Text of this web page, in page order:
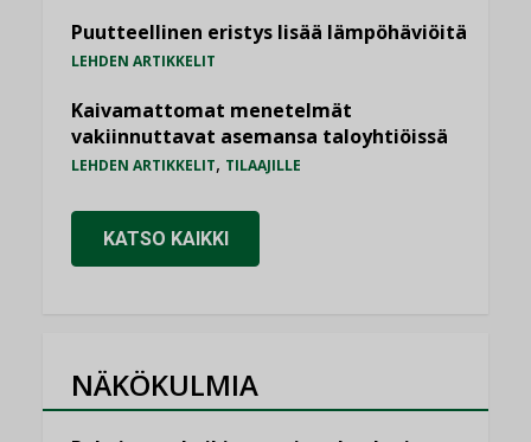
Puutteellinen eristys lisää lämpöhäviöitä
LEHDEN ARTIKKELIT
Kaivamattomat menetelmät
vakiinnuttavat asemansa taloyhtiöissä
LEHDEN ARTIKKELIT, TILAAJILLE
KATSO KAIKKI
NÄKÖKULMIA